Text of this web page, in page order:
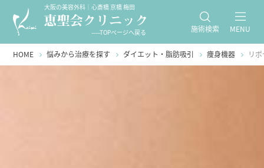
大阪の美容外科｜心斎橋 京橋 梅田
-----TOPページへ戻る 施術検索 MENU
HOME 悩みから治療を探す ダイエット・脂肪吸引 痩身機器 リ